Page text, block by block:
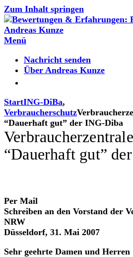
Zum Inhalt springen
Menü
Nachricht senden
Über Andreas Kunze
StartING-DiBa,
Verbraucherschutz
“Dauerhaft gut” der ING-Diba
“Dauerhaft gut”
Per Mail
Schreiben an den Vorstand der
NRW
Düsseldorf, 31. Mai 2007
Sehr geehrte Damen und Herren